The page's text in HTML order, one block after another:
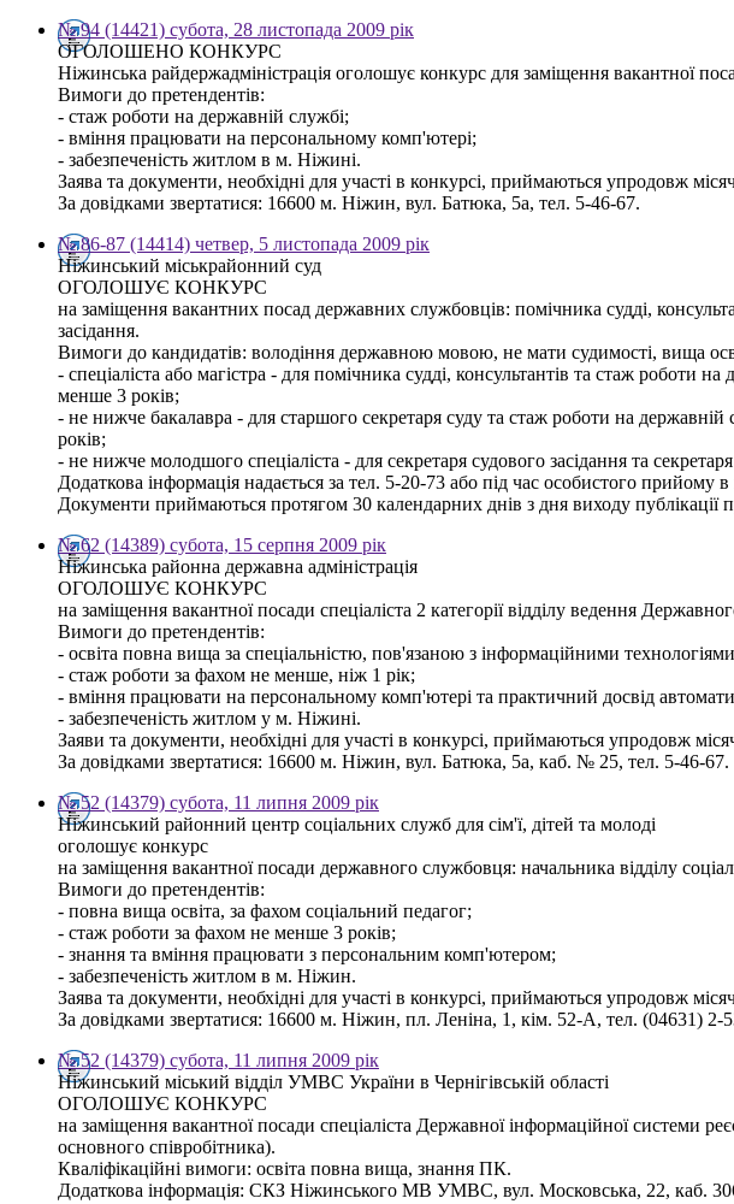
№ 94 (14421) субота, 28 листопада 2009 рік
ОГОЛОШЕНО КОНКУРС
Ніжинська райдержадміністрація оголошує конкурс для заміщення вакантної
Вимоги до претендентів:
- стаж роботи на державній службі;
- вміння працювати на персональному комп'ютері;
- забезпеченість житлом в м. Ніжині.
Заява та документи, необхідні для участі в конкурсі, приймаються упродовж
За довідками звертатися: 16600 м. Ніжин, вул. Батюка, 5а, тел. 5-46-67.
№ 86-87 (14414) четвер, 5 листопада 2009 рік
Ніжинський міськрайонний суд
ОГОЛОШУЄ КОНКУРС
на заміщення вакантних посад державних службовців: помічника судді,
засідання.
Вимоги до кандидатів: володіння державною мовою, не мати судимості, вища
- спеціаліста або магістра - для помічника судді, консультантів та стаж
менше 3 років;
- не нижче бакалавра - для старшого секретаря суду та стаж роботи на
років;
- не нижче молодшого спеціаліста - для секретаря судового засідання та
Додаткова інформація надається за тел. 5-20-73 або під час особистого прийому
Документи приймаються протягом 30 календарних днів з дня виходу публікації
№ 62 (14389) субота, 15 серпня 2009 рік
Ніжинська районна державна адміністрація
ОГОЛОШУЄ КОНКУРС
на заміщення вакантної посади спеціаліста 2 категорії відділу ведення
Вимоги до претендентів:
- освіта повна вища за спеціальністю, пов'язаною з інформаційними
- стаж роботи за фахом не менше, ніж 1 рік;
- вміння працювати на персональному комп'ютері та практичний досвід
- забезпеченість житлом у м. Ніжині.
Заяви та документи, необхідні для участі в конкурсі, приймаються упродовж
За довідками звертатися: 16600 м. Ніжин, вул. Батюка, 5а, каб. № 25, тел. 5-46-67.
№ 52 (14379) субота, 11 липня 2009 рік
Ніжинський районний центр соціальних служб для сім'ї, дітей та молоді
оголошує конкурс
на заміщення вакантної посади державного службовця: начальника відділу
Вимоги до претендентів:
- повна вища освіта, за фахом соціальний педагог;
- стаж роботи за фахом не менше 3 років;
- знання та вміння працювати з персональним комп'ютером;
- забезпеченість житлом в м. Ніжин.
Заява та документи, необхідні для участі в конкурсі, приймаються упродовж
За довідками звертатися: 16600 м. Ніжин, пл. Леніна, 1, кім. 52-А, тел. (04631) 2-
№ 52 (14379) субота, 11 липня 2009 рік
Ніжинський міський відділ УМВС України в Чернігівській області
ОГОЛОШУЄ КОНКУРС
на заміщення вакантної посади спеціаліста Державної інформаційної системи
основного співробітника).
Кваліфікаційні вимоги: освіта повна вища, знання ПК.
Додаткова інформація: СКЗ Ніжинського МВ УМВС, вул. Московська, 22, каб.